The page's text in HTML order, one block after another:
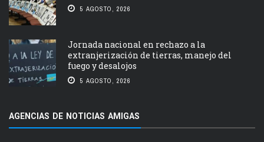
5 AGOSTO, 2026
Jornada nacional en rechazo a la
extranjerización de tierras, manejo del
fuego y desalojos
5 AGOSTO, 2026
AGENCIAS DE NOTICIAS AMIGAS